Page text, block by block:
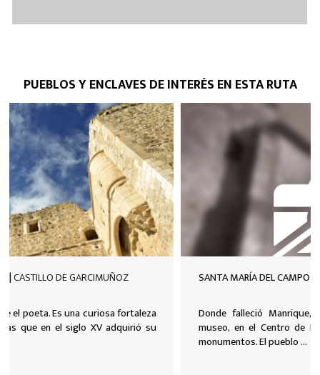
PUEBLOS Y ENCLAVES DE INTERÉS EN ESTA RUTA
SANTA MARÍA DEL CAMPO RUS | SANTA MARÍA DEL CAMPO RUS
Donde falleció Manrique, al que se recuerda, a modo de
museo, en el Centro de Estudios Manriqueños y en varios